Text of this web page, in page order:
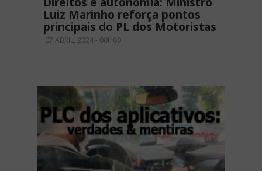
Luiz Marinho reforça pontos
principais do PL dos Motoristas
07 ABRIL, 2024 - 00H00